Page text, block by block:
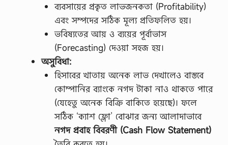
ব্যবসায়ের প্রকৃত লাভজনকতা (Profitability)
এবং সম্পদের সঠিক মূল্য প্রতিফলিত হয়।
ভবিষ্যতের আয় ও ব্যয়ের পূর্বাভাস
(Forecasting) দেওয়া সহজ হয়।
অসুবিধা:
হিসাবের খাতায় অনেক লাভ দেখালেও বাস্তবে
কোম্পানির ব্যাংকে নগদ টাকা নাও থাকতে পারে
(যেহেতু অনেক বিক্রি বাকিতে হয়েছে)। ফলে
সঠিক ‘ক্যাশ ফ্লো’ বোঝার জন্য আলাদাভাবে
নগদ প্রবাহ বিবরণী (Cash Flow Statement)